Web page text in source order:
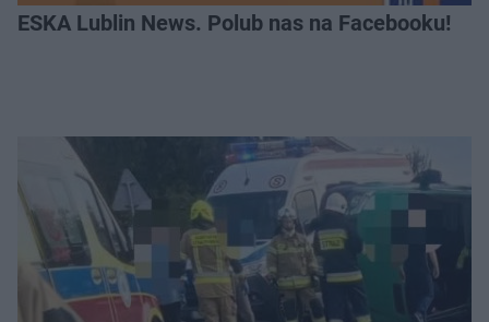
ESKA Lublin News. Polub nas na Facebooku!